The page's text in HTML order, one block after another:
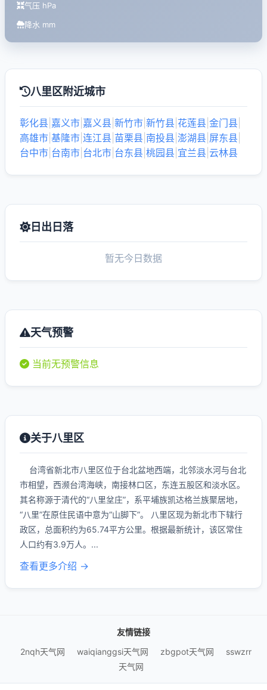
气压 hPa
降水 mm
八里区附近城市
彰化县 嘉义市 嘉义县 新竹市 新竹县 花莲县 金门县
高雄市 基隆市 连江县 苗栗县 南投县 澎湖县 屏东县
台中市 台南市 台北市 台东县 桃园县 宜兰县 云林县
日出日落
暂无今日数据
天气预警
当前无预警信息
关于八里区
台湾省新北市八里区位于台北盆地西端，北邻淡水河与台北
市相望，西濒台湾海峡，南接林口区，东连五股区和淡水区。
其名称源于清代的“八里坌庄”，系平埔族凯达格兰族聚居地，
“八里”在原住民语中意为“山脚下”。 八里区现为新北市下辖行
政区，总面积约为65.74平方公里。根据最新统计，该区常住
人口约有3.9万人。...
查看更多介绍 →
友情链接
2nqh天气网
waiqianggsi天气网 zbgpot天气网
sswzrr
天气网